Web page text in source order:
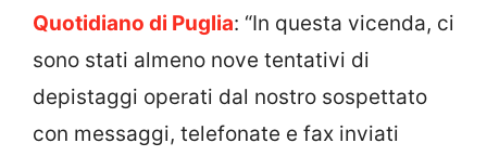
Quotidiano di Puglia: “In questa vicenda, ci
sono stati almeno nove tentativi di
depistaggi operati dal nostro sospettato
con messaggi, telefonate e fax inviati